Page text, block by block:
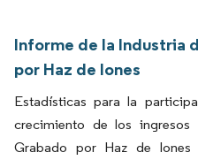
Informe de la Industria
por Haz de Iones
Estadísticas para la
crecimiento de los
Grabado por Haz de Iones